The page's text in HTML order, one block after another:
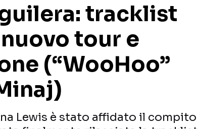
tracklist
tour e
(“WooHoo”
Lewis è stato affidato il compito